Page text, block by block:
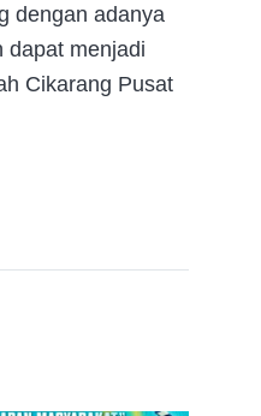
dengan adanya
dapat menjadi
Cikarang Pusat